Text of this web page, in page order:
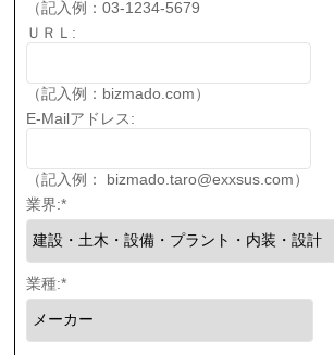
（記入例：03-1234-5679
ＵＲＬ:
（記入例：bizmado.com）
E-Mailアドレス:
（記入例： bizmado.taro@exxsus.com）
業界:*
業種:*